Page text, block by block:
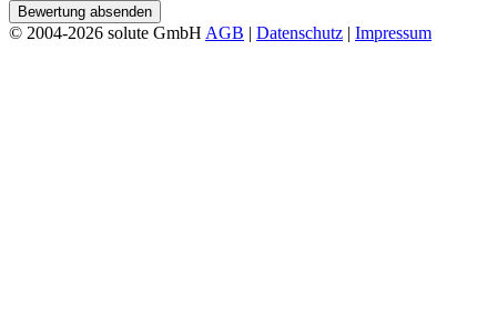
Bewertung absenden
© 2004-2026 solute GmbH AGB | Datenschutz | Impressum